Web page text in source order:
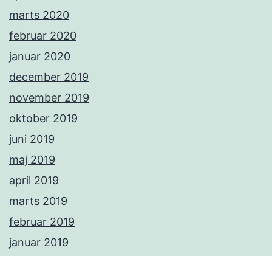
marts 2020
februar 2020
januar 2020
december 2019
november 2019
oktober 2019
juni 2019
maj 2019
april 2019
marts 2019
februar 2019
januar 2019